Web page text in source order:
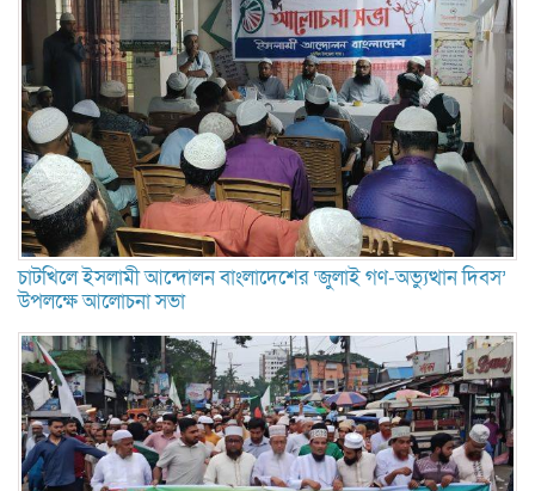
চাটখিলে ইসলামী আন্দোলন বাংলাদেশের ‘জুলাই গণ-অভ্যুত্থান দিবস’
উপলক্ষে আলোচনা সভা